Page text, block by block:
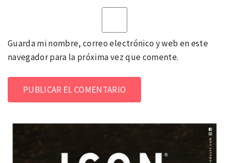
Guarda mi nombre, correo electrónico y web en este
navegador para la próxima vez que comente.